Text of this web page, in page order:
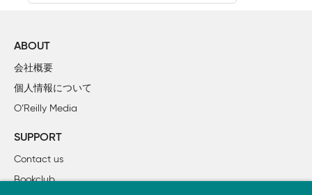
ABOUT
会社概要
個人情報について
O’Reilly Media
SUPPORT
Contact us
Bookclub